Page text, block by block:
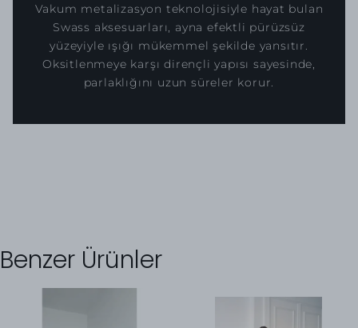
Vakum metalizasyon teknolojisiyle hayat bulan
Swass aksesuarları, ayna efektli pürüzsüz
yüzeyiyle ışığı mükemmel şekilde yansıtır.
Oksitlenmeye karşı dirençli yapısı sayesinde,
parlaklığını uzun süreler korur.
Benzer Ürünler